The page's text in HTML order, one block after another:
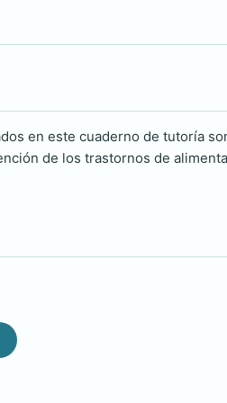
en este cuaderno de tutoría
de los trastornos de